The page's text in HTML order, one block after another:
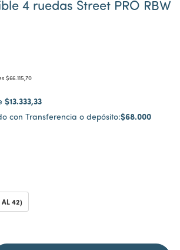
4 ruedas Street PRO RBW
$66.115,70
$13.333,33
con Transferencia o depósito:$68.000
AL 42)